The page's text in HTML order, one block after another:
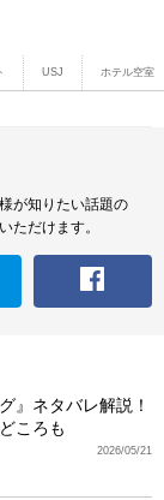
USJ ホテル空室
が知りたい話題の
ただけます。
』ネタバレ解説！
ころも
2026/05/21